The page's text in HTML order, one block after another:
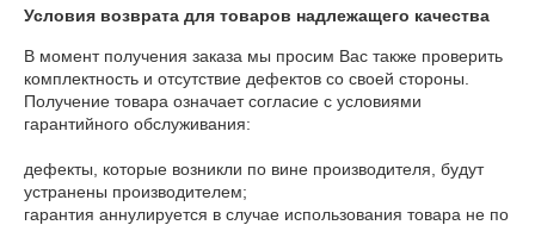
Условия возврата для товаров надлежащего качества
В момент получения заказа мы просим Вас также проверить
комплектность и отсутствие дефектов со своей стороны.
Получение товара означает согласие с условиями
гарантийного обслуживания:
дефекты, которые возникли по вине производителя, будут
устранены производителем;
гарантия аннулируется в случае использования товара не по